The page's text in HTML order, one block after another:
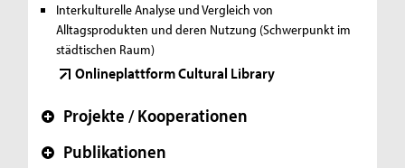
Interkulturelle Analyse und Vergleich von
Alltagsprodukten und deren Nutzung (Schwerpunkt im
städtischen Raum)
Onlineplattform Cultural Library
+ Projekte / Kooperationen
+ Publikationen